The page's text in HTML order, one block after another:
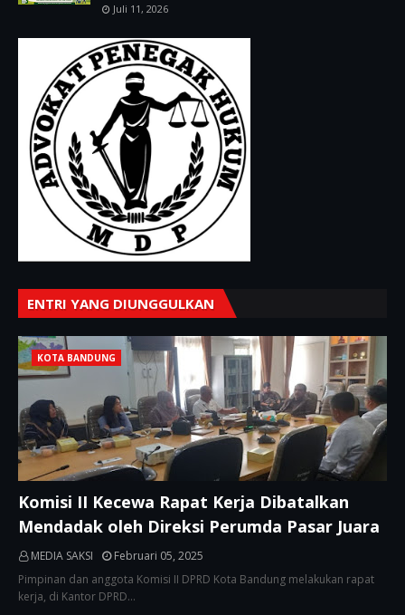
Juli 11, 2026
ENTRI YANG DIUNGGULKAN
KOTA BANDUNG
Komisi II Kecewa Rapat Kerja Dibatalkan
Mendadak oleh Direksi Perumda Pasar Juara
MEDIA SAKSI
Februari 05, 2025
Pimpinan dan anggota Komisi II DPRD Kota Bandung melakukan rapat
kerja, di Kantor DPRD…